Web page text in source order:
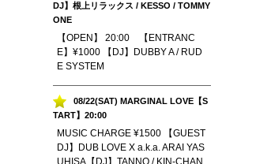
DJ】根上リラックス / KESSO / TOMMY
ONE
【OPEN】 20:00 【ENTRANC
E】¥1000 【DJ】DUBBY A / RUD
E SYSTEM
08/22(SAT) MARGINAL LOVE【S
TART】20:00
MUSIC CHARGE ¥1500 【GUEST
DJ】DUB LOVE X a.k.a. ARAI YAS
UHISA【DJ】TANNO / KIN-CHAN